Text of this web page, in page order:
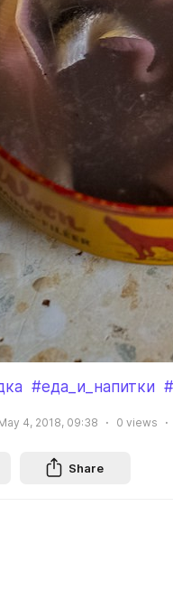
#еда_и_напитки
4, 2018, 09:38 0 views
Share